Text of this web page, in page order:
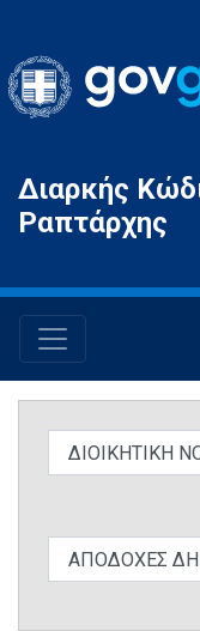
Gov.gr
Διαρκής
Ραπτάρχης